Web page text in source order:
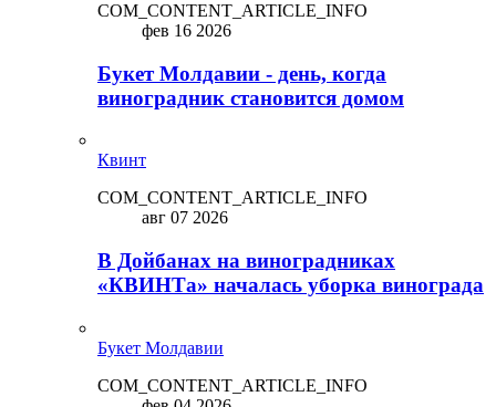
COM_CONTENT_ARTICLE_INFO
фев 16 2026
Букет Молдавии - день, когда
виноградник становится домом
Квинт
COM_CONTENT_ARTICLE_INFO
авг 07 2026
В Дойбанах на виноградниках
«КВИНТа» началась уборка винограда
Букет Молдавии
COM_CONTENT_ARTICLE_INFO